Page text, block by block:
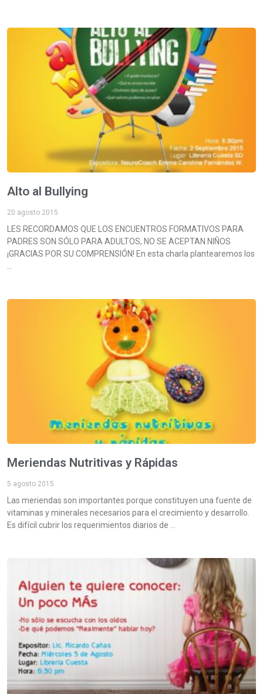
Alto al Bullying
20 agosto 2015
LES RECORDAMOS QUE LOS ENCUENTROS FORMATIVOS PARA
PADRES SON SÓLO PARA ADULTOS, NO SE ACEPTAN NIÑOS
¡GRACIAS POR SU COMPRENSIÓN! En esta charla plantearemos los
Meriendas Nutritivas y Rápidas
5 agosto 2015
Las meriendas son importantes porque constituyen una fuente de
vitaminas y minerales necesarios para el crecimiento y desarrollo.
Es difícil cubrir los requerimientos diarios de